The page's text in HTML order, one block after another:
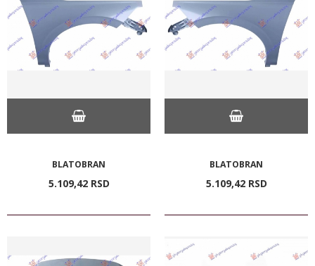
BLATOBRAN
5.109,42 RSD
BLATOBRAN
5.109,42 RSD